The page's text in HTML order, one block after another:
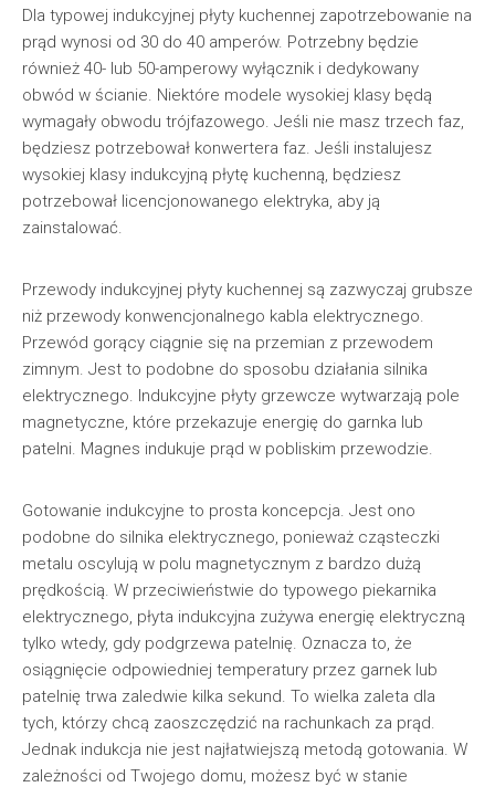
Dla typowej indukcyjnej płyty kuchennej zapotrzebowanie na
prąd wynosi od 30 do 40 amperów. Potrzebny będzie
również 40- lub 50-amperowy wyłącznik i dedykowany
obwód w ścianie. Niektóre modele wysokiej klasy będą
wymagały obwodu trójfazowego. Jeśli nie masz trzech faz,
będziesz potrzebował konwertera faz. Jeśli instalujesz
wysokiej klasy indukcyjną płytę kuchenną, będziesz
potrzebował licencjonowanego elektryka, aby ją
zainstalować.
Przewody indukcyjnej płyty kuchennej są zazwyczaj grubsze
niż przewody konwencjonalnego kabla elektrycznego.
Przewód gorący ciągnie się na przemian z przewodem
zimnym. Jest to podobne do sposobu działania silnika
elektrycznego. Indukcyjne płyty grzewcze wytwarzają pole
magnetyczne, które przekazuje energię do garnka lub
patelni. Magnes indukuje prąd w pobliskim przewodzie.
Gotowanie indukcyjne to prosta koncepcja. Jest ono
podobne do silnika elektrycznego, ponieważ cząsteczki
metalu oscylują w polu magnetycznym z bardzo dużą
prędkością. W przeciwieństwie do typowego piekarnika
elektrycznego, płyta indukcyjna zużywa energię elektryczną
tylko wtedy, gdy podgrzewa patelnię. Oznacza to, że
osiągnięcie odpowiedniej temperatury przez garnek lub
patelnię trwa zaledwie kilka sekund. To wielka zaleta dla
tych, którzy chcą zaoszczędzić na rachunkach za prąd.
Jednak indukcja nie jest najłatwiejszą metodą gotowania. W
zależności od Twojego domu, możesz być w stanie